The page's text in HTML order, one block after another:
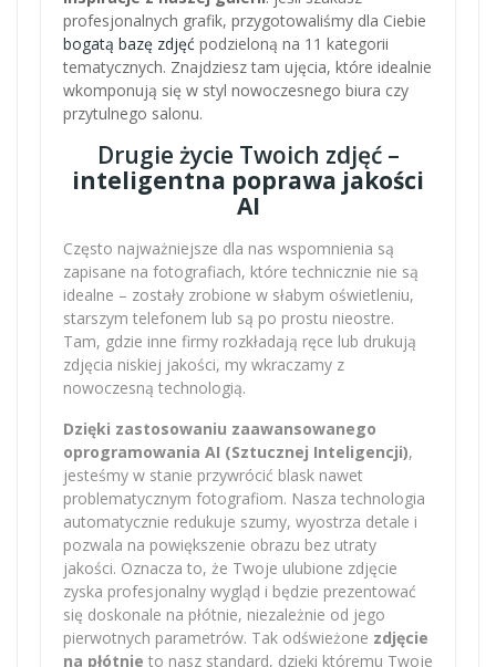
profesjonalnych grafik, przygotowaliśmy dla Ciebie
bogatą bazę zdjęć podzieloną na 11 kategorii
tematycznych. Znajdziesz tam ujęcia, które idealnie
wkomponują się w styl nowoczesnego biura czy
przytulnego salonu.
Drugie życie Twoich zdjęć –
inteligentna poprawa jakości
AI
Często najważniejsze dla nas wspomnienia są
zapisane na fotografiach, które technicznie nie są
idealne – zostały zrobione w słabym oświetleniu,
starszym telefonem lub są po prostu nieostre.
Tam, gdzie inne firmy rozkładają ręce lub drukują
zdjęcia niskiej jakości, my wkraczamy z
nowoczesną technologią.
Dzięki zastosowaniu zaawansowanego
oprogramowania AI (Sztucznej Inteligencji),
jesteśmy w stanie przywrócić blask nawet
problematycznym fotografiom. Nasza technologia
automatycznie redukuje szumy, wyostrza detale i
pozwala na powiększenie obrazu bez utraty
jakości. Oznacza to, że Twoje ulubione zdjęcie
zyska profesjonalny wygląd i będzie prezentować
się doskonale na płótnie, niezależnie od jego
pierwotnych parametrów. Tak odświeżone zdjęcie
na płótnie to nasz standard, dzięki któremu Twoje